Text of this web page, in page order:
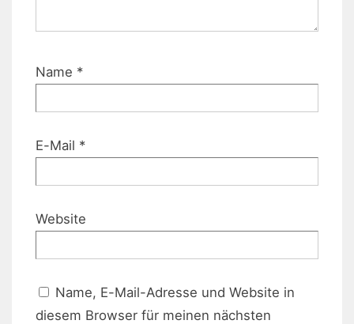
Name *
E-Mail *
Website
Name, E-Mail-Adresse und Website in
diesem Browser für meinen nächsten